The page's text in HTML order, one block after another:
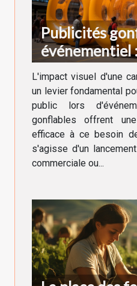
Publicités
événementiel
visibilité
L'impact visuel d'une
un levier fondamental
public lors
gonflables offrent
efficace à ce besoin
s'agisse d'un
commerciale ou...